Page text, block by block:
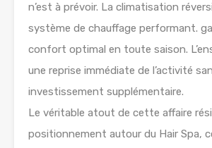
n’est à prévoir. La climatisation
système de chauffage performant.
confort optimal en toute saison.
une reprise immédiate de l’activité
investissement supplémentaire.
Le véritable atout de cette affaire
positionnement autour du Hair Spa,